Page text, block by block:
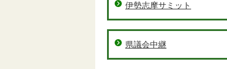
伊勢志摩サミット
県議会中継